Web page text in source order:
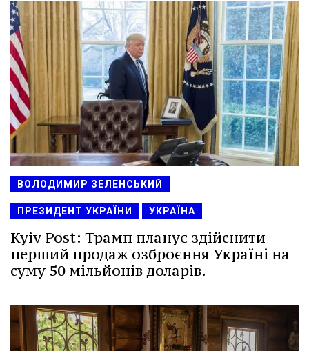
ВОЛОДИМИР ЗЕЛЕНСЬКИЙ
ПРЕЗИДЕНТ УКРАЇНИ УКРАЇНА
Kyiv Post: Трамп планує здійснити
перший продаж озброєння Україні на
суму 50 мільйонів доларів.